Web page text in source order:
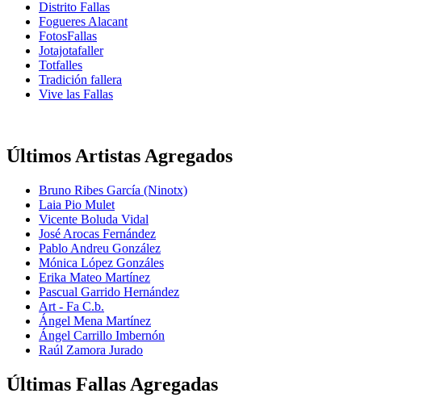
Distrito Fallas
Fogueres Alacant
FotosFallas
Jotajotafaller
Totfalles
Tradición fallera
Vive las Fallas
Últimos Artistas Agregados
Bruno Ribes García (Ninotx)
Laia Pio Mulet
Vicente Boluda Vidal
José Arocas Fernández
Pablo Andreu González
Mónica López Gonzáles
Erika Mateo Martínez
Pascual Garrido Hernández
Art - Fa C.b.
Ángel Mena Martínez
Ángel Carrillo Imbernón
Raúl Zamora Jurado
Últimas Fallas Agregadas